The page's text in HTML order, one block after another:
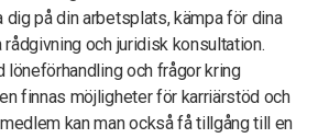
på din arbetsplats, kämpa för dina
och juridisk konsultation.
löneförhandling och frågor kring
finnas möjligheter för karriärstöd och
kan man också få tillgång till en